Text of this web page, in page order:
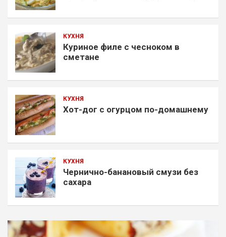
КУХНЯ
Куриное филе с чесноком в
сметане
КУХНЯ
Хот-дог с огурцом по-домашнему
КУХНЯ
Чернично-банановый смузи без
сахара